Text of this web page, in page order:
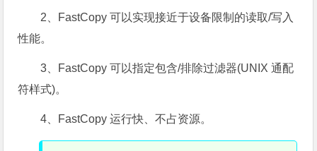
2、FastCopy 可以实现接近于设备限制的读取/写入
性能。
3、FastCopy 可以指定包含/排除过滤器(UNIX 通配
符样式)。
4、FastCopy 运行快、不占资源。